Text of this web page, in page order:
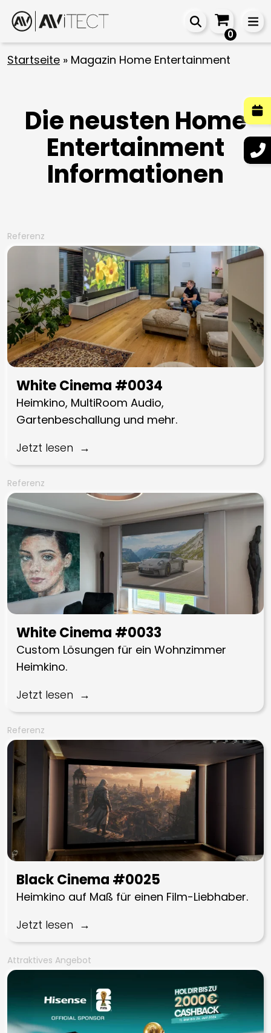
0
Startseite » Magazin Home Entertainment
Die neusten Home
Entertainment
Informationen
Referenz
White Cinema #0034
Heimkino, MultiRoom Audio,
Gartenbeschallung und mehr.
Jetzt lesen
Referenz
White Cinema #0033
Custom Lösungen für ein Wohnzimmer
Heimkino.
Jetzt lesen
Referenz
Black Cinema #0025
Heimkino auf Maß für einen Film-Liebhaber.
Jetzt lesen
Attraktives Angebot